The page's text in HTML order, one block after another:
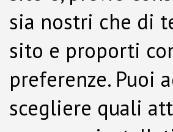
sia nostri che di
sito e proporti
preferenze.
scegliere quali